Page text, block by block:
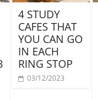
4 STUDY
CAFES THAT
YOU CAN GO
IN EACH
RING STOP
03/12/2023